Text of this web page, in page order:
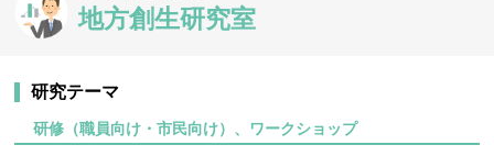
地方創生研究室
研究テーマ
研修（職員向け・市民向け）、ワークショップ